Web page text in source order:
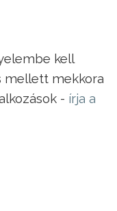
kell
mellett mekkora
- írja a